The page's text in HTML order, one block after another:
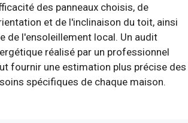
des panneaux choisis, de
et de l'inclinaison du toit, ainsi
de l'ensoleillement local. Un audit
réalisé par un professionnel
fournir une estimation plus précise des
spécifiques de chaque maison.